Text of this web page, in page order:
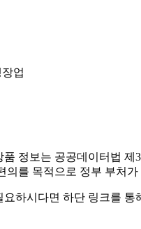
업
정보는 공공데이터법
의를 목적으로 정부 부처
하시다면 하단 링크를